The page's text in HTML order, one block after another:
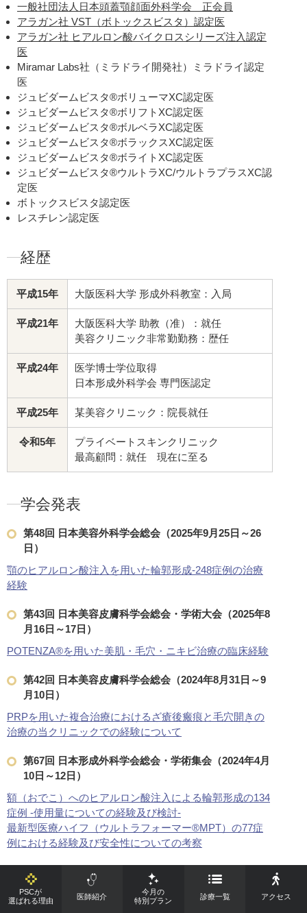
一般社団法人日本頭蓋顎顔面外科学会 正会員
アラガン社 VST（ボトックスビスタ）認定医
アラガン社 ヒアルロン酸バイクロスシリーズ注入認定
医
Miramar Labs社（ミラドライ開発社）ミラドライ認定
医
ジュビダームビスタ®ボリューマXC認定医
ジュビダームビスタ®ボリフトXC認定医
ジュビダームビスタ®ボルベラXC認定医
ジュビダームビスタ®ボラックスXC認定医
ジュビダームビスタ®ボライトXC認定医
ジュビダームビスタ®ウルトラXC/ウルトラプラスXC認
定医
ボトックスビスタ認定医
レスチレン認定医
経歴
平成15年 大阪医科大学 形成外科教室：入局
平成21年
大阪医科大学 助教（准）：就任
美容クリニック非常勤勤務：歴任
平成24年
医学博士学位取得
日本形成外科学会 専門医認定
平成25年 某美容クリニック：院長就任
令和5年
プライベートスキンクリニック
最高顧問：就任 現在に至る
学会発表
第48回 日本美容外科学会総会（2025年9月25日～26
日）
顎のヒアルロン酸注入を用いた輪郭形成-248症例の治療
経験
第43回 日本美容皮膚科学会総会・学術大会（2025年8
月16日～17日）
POTENZA®を用いた美肌・毛穴・ニキビ治療の臨床経験
第42回 日本美容皮膚科学会総会（2024年8月31日～9
月10日）
PRPを用いた複合治療におけるざ瘡後瘢痕と毛穴開きの
治療の当クリニックでの経験について
第67回 日本形成外科学会総会・学術集会（2024年4月
10日～12日）
額（おでこ）へのヒアルロン酸注入による輪郭形成の134
症例 -使用量についての経験及び検討-
最新型医療ハイフ（ウルトラフォーマー®MPT）の77症
例における経験及び安全性についての考察
井畑医師の詳細はこちら
PSCが
選ばれる理由
医師紹介
今月の
特別プラン
診療一覧 アクセス